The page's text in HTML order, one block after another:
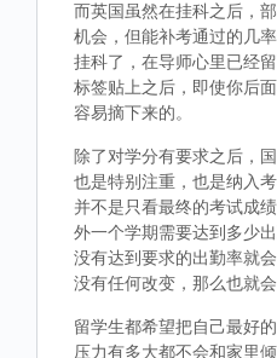
而英国虽然在挂科之后，
机会，但能补考通过的几
挂科了，在导师心里已经
标签贴上之后，即使你后
容易摘下来的。
除了对学分有要求之后，
也是特别注重，也是纳入
并不是只看最终的考试成
外一个学期需要达到多少
没有达到要求的出勤率就
没有任何改变，那么也就会
留学生都希望把自己最好
压力有多大都不会和家里